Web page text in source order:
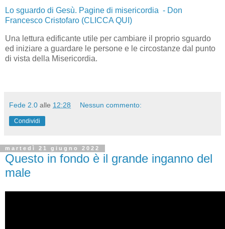
Lo sguardo di Gesù. Pagine di misericordia - Don
Francesco Cristofaro (CLICCA QUI)
Una lettura edificante utile per cambiare il proprio sguardo
ed iniziare a guardare le persone e le circostanze dal punto
di vista della Misericordia.
Fede 2.0 alle 12:28 Nessun commento:
Condividi
martedì 21 giugno 2022
Questo in fondo è il grande inganno del
male